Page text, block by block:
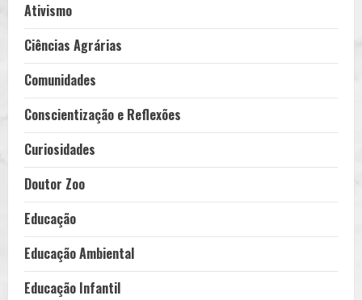
Ativismo
Ciências Agrárias
Comunidades
Conscientização e Reflexões
Curiosidades
Doutor Zoo
Educação
Educação Ambiental
Educação Infantil